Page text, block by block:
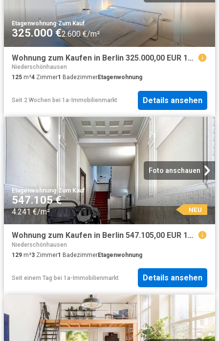
Etagenwohnung·Zum Kauf
325.000 €2.600 €/m²
Wohnung zum Kaufen in Berlin 325.000,00 EUR 125 m²
Niederschönhausen
125 m²4 Zimmer1 BadezimmerEtagenwohnung
Seit 2 Wochen bei 1a-Immobilienmarkt Details ansehen
Foto anschauen
Etagenwohnung·Zum Kauf
547.105 €
4.241 €/m² NEU
Wohnung zum Kaufen in Berlin 547.105,00 EUR 129.89 m²
Niederschönhausen
129 m²3 Zimmer1 BadezimmerEtagenwohnung
Seit einem Tag bei 1a-Immobilienmarkt Details ansehen